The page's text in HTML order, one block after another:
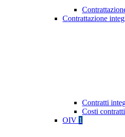
Contrattazione
Contratti
Costi
OIV 1